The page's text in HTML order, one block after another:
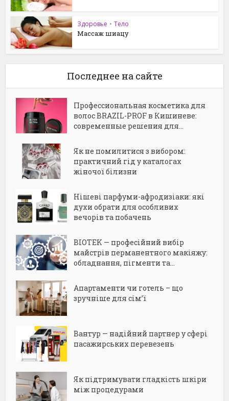
Здоровье • Тело
Массаж шиацу
Последнее на сайте
Профессиональная косметика для
волос BRAZIL-PROF в Кишиневе:
современные решения для...
Як не помилитися з вибором:
практичний гід у каталогах
жіночої білизни
Нішеві парфуми-афродизіаки: які
духи обрати для особливих
вечорів та побачень
BIOTEK — професійний вибір
майстрів перманентного макіяжу:
обладнання, пігменти та...
Апартаменти чи готель – що
зручніше для сім’ї
Вантур — надійний партнер у сфері
пасажирських перевезень
Як підтримувати гладкість шкіри
між процедурами